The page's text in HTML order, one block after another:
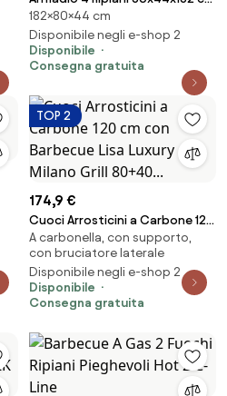
Keter Titan Alto XL Grigio...
182×80×44 cm
Disponibile negli e-shop 2
Disponibile
Consegna gratuita
TOP 2
174,9 €
Cuoci Arrosticini a Carbone 120
cm con Barbecue Lisa Luxury
Milano Grill 80+40...
A carbonella, con supporto,
con bruciatore laterale
Disponibile negli e-shop 2
Disponibile
Consegna gratuita